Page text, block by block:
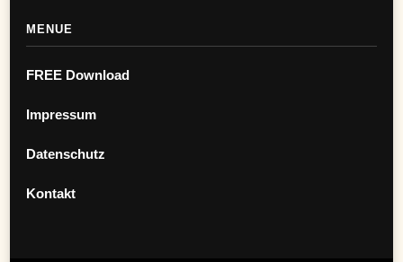
MENUE
FREE Download
Impressum
Datenschutz
Kontakt